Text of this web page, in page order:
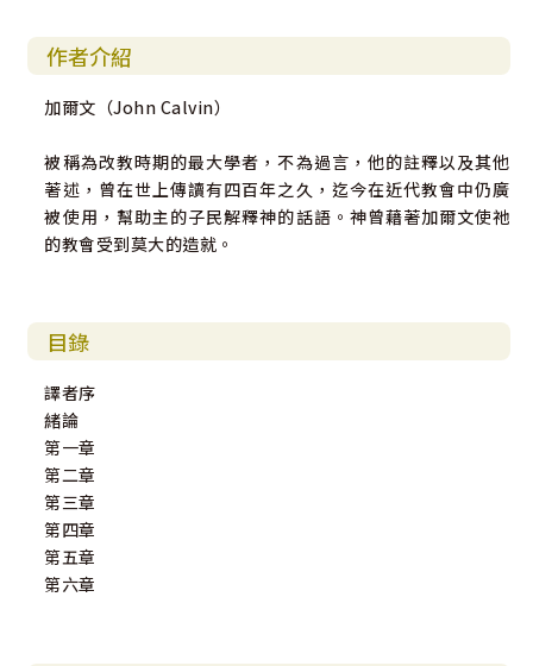
作者介紹
加爾文（John Calvin）
被稱為改教時期的最大學者，不為過言，他的註釋以及其他
著述，曾在世上傳讀有四百年之久，迄今在近代教會中仍廣
被使用，幫助主的子民解釋神的話語。神曾藉著加爾文使祂
的教會受到莫大的造就。
目錄
譯者序
緒論
第一章
第二章
第三章
第四章
第五章
第六章